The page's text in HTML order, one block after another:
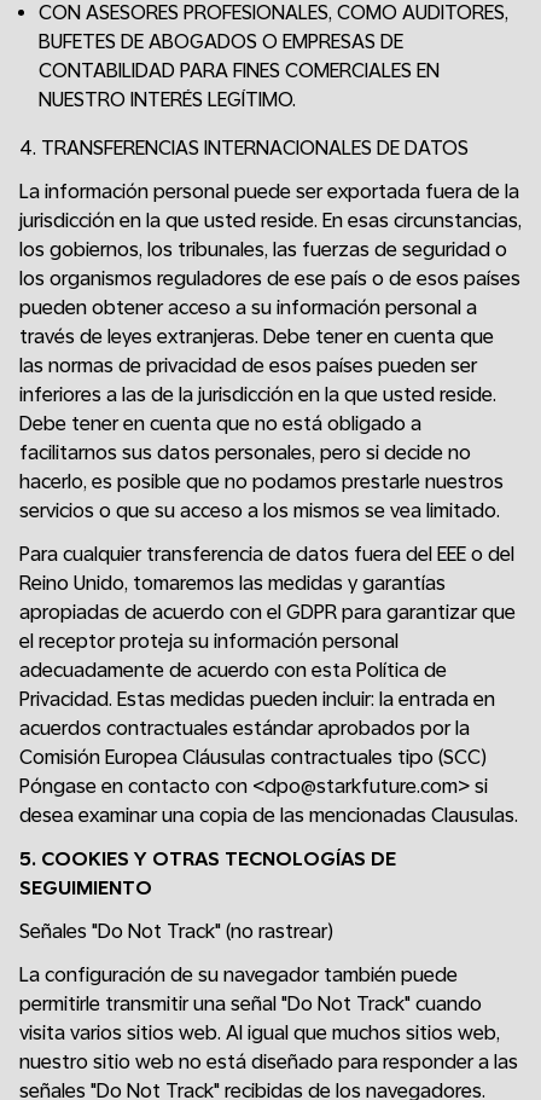
CON ASESORES PROFESIONALES, COMO AUDITORES,
BUFETES DE ABOGADOS O EMPRESAS DE
CONTABILIDAD PARA FINES COMERCIALES EN
NUESTRO INTERÉS LEGÍTIMO.
4. TRANSFERENCIAS INTERNACIONALES DE DATOS
La información personal puede ser exportada fuera de la
jurisdicción en la que usted reside. En esas circunstancias,
los gobiernos, los tribunales, las fuerzas de seguridad o
los organismos reguladores de ese país o de esos países
pueden obtener acceso a su información personal a
través de leyes extranjeras. Debe tener en cuenta que
las normas de privacidad de esos países pueden ser
inferiores a las de la jurisdicción en la que usted reside.
Debe tener en cuenta que no está obligado a
facilitarnos sus datos personales, pero si decide no
hacerlo, es posible que no podamos prestarle nuestros
servicios o que su acceso a los mismos se vea limitado.
Para cualquier transferencia de datos fuera del EEE o del
Reino Unido, tomaremos las medidas y garantías
apropiadas de acuerdo con el GDPR para garantizar que
el receptor proteja su información personal
adecuadamente de acuerdo con esta Política de
Privacidad. Estas medidas pueden incluir: la entrada en
acuerdos contractuales estándar aprobados por la
Comisión Europea Cláusulas contractuales tipo (SCC)
Póngase en contacto con <dpo@starkfuture.com> si
desea examinar una copia de las mencionadas Clausulas.
5. COOKIES Y OTRAS TECNOLOGÍAS DE
SEGUIMIENTO
Señales "Do Not Track" (no rastrear)
La configuración de su navegador también puede
permitirle transmitir una señal "Do Not Track" cuando
visita varios sitios web. Al igual que muchos sitios web,
nuestro sitio web no está diseñado para responder a las
señales "Do Not Track" recibidas de los navegadores.